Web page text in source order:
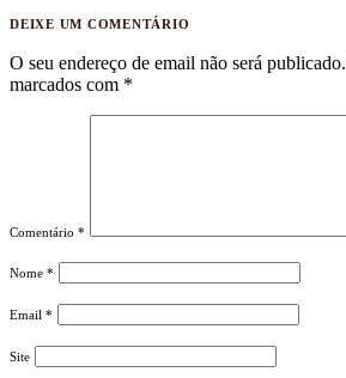
DEIXE UM COMENTÁRIO
O seu endereço de email não será publicado.
marcados com *
Comentário *
Nome *
Email *
Site